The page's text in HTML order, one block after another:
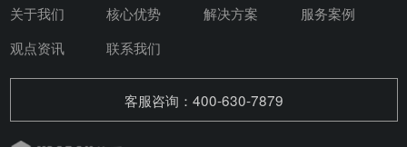
关于我们 核心优势 解决方案
服务案例
观点资讯
联系我们
客服咨询：400-630-7879